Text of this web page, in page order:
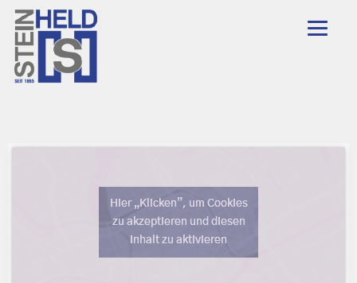
Hier „Klicken”, um Cookies
zu akzeptieren und diesen
Inhalt zu aktivieren